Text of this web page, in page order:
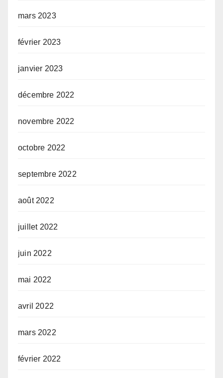
mars 2023
février 2023
janvier 2023
décembre 2022
novembre 2022
octobre 2022
septembre 2022
août 2022
juillet 2022
juin 2022
mai 2022
avril 2022
mars 2022
février 2022